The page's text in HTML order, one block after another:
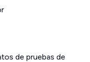
de pruebas de